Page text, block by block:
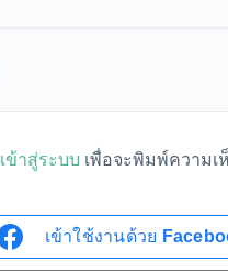
เข้าสู่ระบบ เพื่อจะพิมพ์ความเ
เข้าใช้งานด้วย